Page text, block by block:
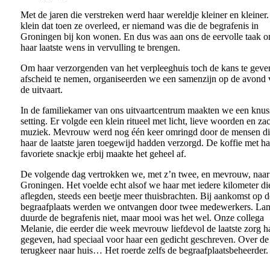
Met de jaren die verstreken werd haar wereldje kleiner en
klein dat toen ze overleed, er niemand was die de begrafenis in
Groningen bij kon wonen. En dus was aan ons de eervolle taak
haar laatste wens in vervulling te brengen.
Om haar verzorgenden van het verpleeghuis toch de kans te
afscheid te nemen, organiseerden we een samenzijn op de avond
de uitvaart.
In de familiekamer van ons uitvaartcentrum maakten we een
setting. Er volgde een klein ritueel met licht, lieve woorden en
muziek. Mevrouw werd nog één keer omringd door de mensen
haar de laatste jaren toegewijd hadden verzorgd. De koffie met
favoriete snackje erbij maakte het geheel af.
De volgende dag vertrokken we, met z’n twee, en mevrouw, naar
Groningen. Het voelde echt alsof we haar met iedere kilometer
aflegden, steeds een beetje meer thuisbrachten. Bij aankomst op
begraafplaats werden we ontvangen door twee medewerkers.
duurde de begrafenis niet, maar mooi was het wel. Onze collega
Melanie, die eerder die week mevrouw liefdevol de laatste zorg
gegeven, had speciaal voor haar een gedicht geschreven. Over de
terugkeer naar huis… Het roerde zelfs de begraafplaatsbeheerder.